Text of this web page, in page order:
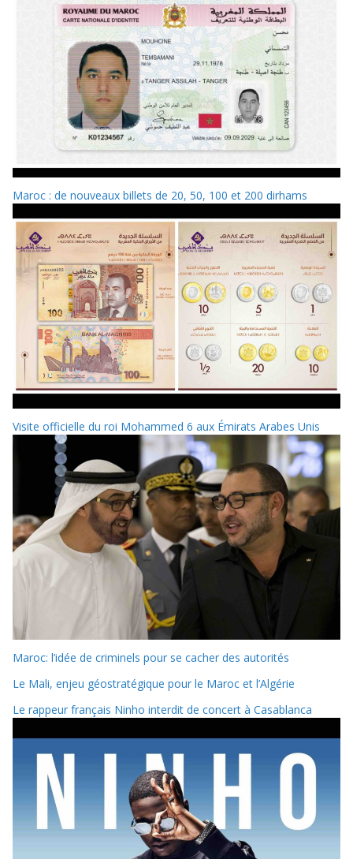
Maroc : de nouveaux billets de 20, 50, 100 et 200 dirhams
Visite officielle du roi Mohammed 6 aux Émirats Arabes Unis
Maroc: l’idée de criminels pour se cacher des autorités
Le Mali, enjeu géostratégique pour le Maroc et l’Algérie
Le rappeur français Ninho interdit de concert à Casablanca